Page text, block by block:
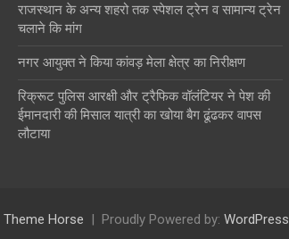
राजस्थान के अन्य शहरो तक स्पेशल ट्रेन व सामान्य ट्रेन
चलाने कि मांग
नगर आयुक्त ने किया कांवड़ मेला क्षेत्र का निरीक्षण
रिक्रूट पुलिस आरक्षी और ट्रैफिक वॉलंटियर ने पेश की
ईमानदारी की मिसाल यात्री का खोया बैग ढूंढकर वापस
लौटाया
Theme Horse Proudly Powered by: WordPress